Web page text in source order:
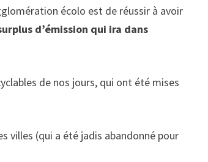
écolo est de réussir à avoir
d’émission qui ira dans
de nos jours, qui ont été mises
villes (qui a été jadis abandonné pour